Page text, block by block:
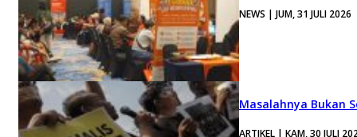
NEWS | JUM, 31 JULI 2026
Masalahnya Bukan
ARTIKEL | KAM, 30 JULI